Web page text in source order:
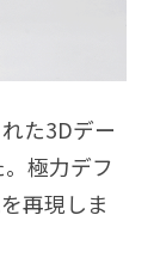
た3Dデー
極力デフ
再現しま